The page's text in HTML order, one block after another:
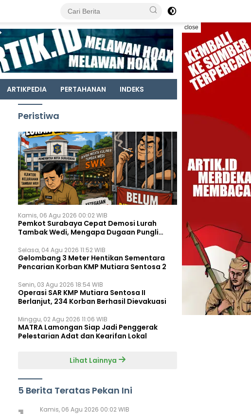
close
ARTIKPEDIA PERTAHANAN INDEKS
Peristiwa
Kamis, 06 Agu 2026 00:02 WIB
Pemkot Surabaya Cepat Demosi Lurah
Tambak Wedi, Mengapa Dugaan Pungli
Selasa, 04 Agu 2026 11:52 WIB
Gelombang 3 Meter Hentikan Sementara
Pencarian Korban KMP Mutiara Sentosa 2
Senin, 03 Agu 2026 18:54 WIB
Operasi SAR KMP Mutiara Sentosa II
Berlanjut, 234 Korban Berhasil Dievakuasi
Minggu, 02 Agu 2026 11:06 WIB
MATRA Lamongan Siap Jadi Penggerak
Pelestarian Adat dan Kearifan Lokal
Lihat Lainnya
5 Berita Teratas Pekan Ini
Kamis, 06 Agu 2026 00:02 WIB